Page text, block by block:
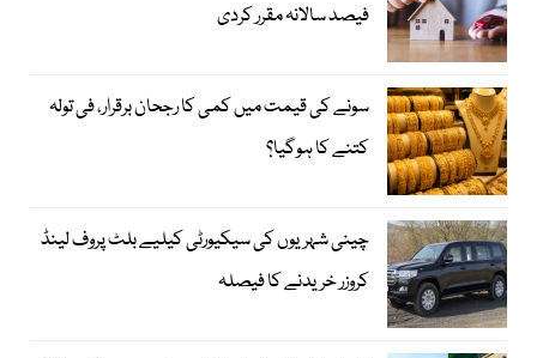
فیصد سالانہ مقرر کردی
سونے کی قیمت میں کمی کا رجحان برقرار، فی تولہ
کتنے کا ہوگیا؟
چینی شہریوں کی سیکیورٹی کیلیے بلٹ پروف لینڈ
کروزر خریدنے کا فیصلہ